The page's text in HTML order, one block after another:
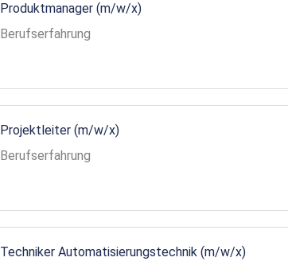
Produktmanager (m/w/x)
Berufserfahrung
Projektleiter (m/w/x)
Berufserfahrung
Techniker Automatisierungstechnik (m/w/x)